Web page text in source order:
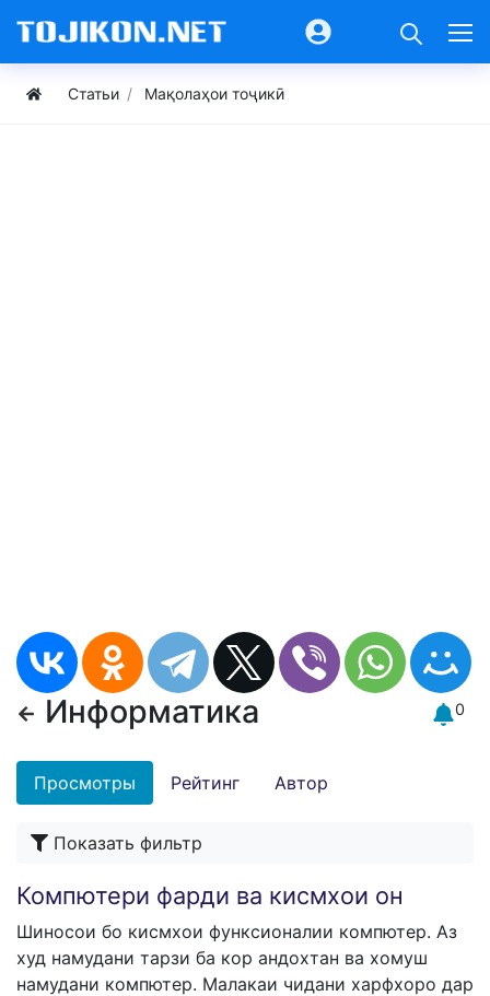
Статьи Мақолаҳои тоҷикӣ
Информатика 0
Просмотры Рейтинг Автор
Показать фильтр
​Компютери фарди ва кисмхои он
Шиносои бо кисмхои функсионалии компютер. Аз
худ намудани тарзи ба кор андохтан ва хомуш
намудани компютер. Малакаи чидани харфхоро дар